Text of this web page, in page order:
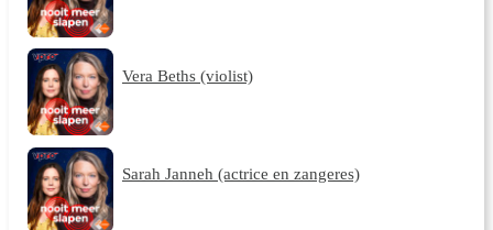
Vera Beths (violist)
Sarah Janneh (actrice en zangeres)